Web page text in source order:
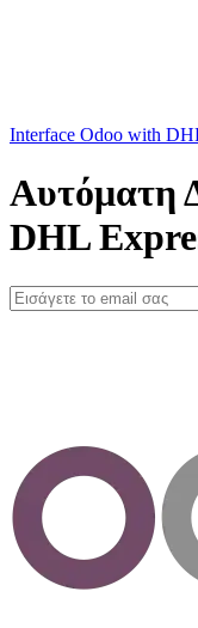
Interface Odoo with
Αυτόματη
DHL